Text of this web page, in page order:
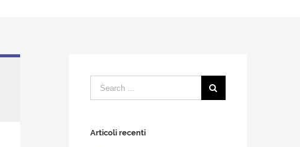
Search
for:
Articoli recenti